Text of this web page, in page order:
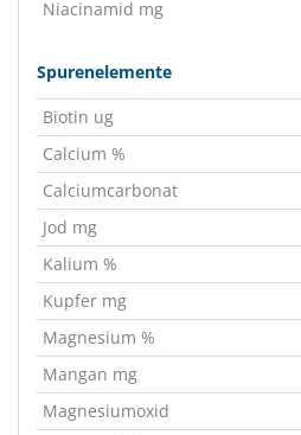
Niacinamid mg
Spurenelemente
Biotin ug
Calcium %
Calciumcarbonat
Jod mg
Kalium %
Kupfer mg
Magnesium %
Mangan mg
Magnesiumoxid